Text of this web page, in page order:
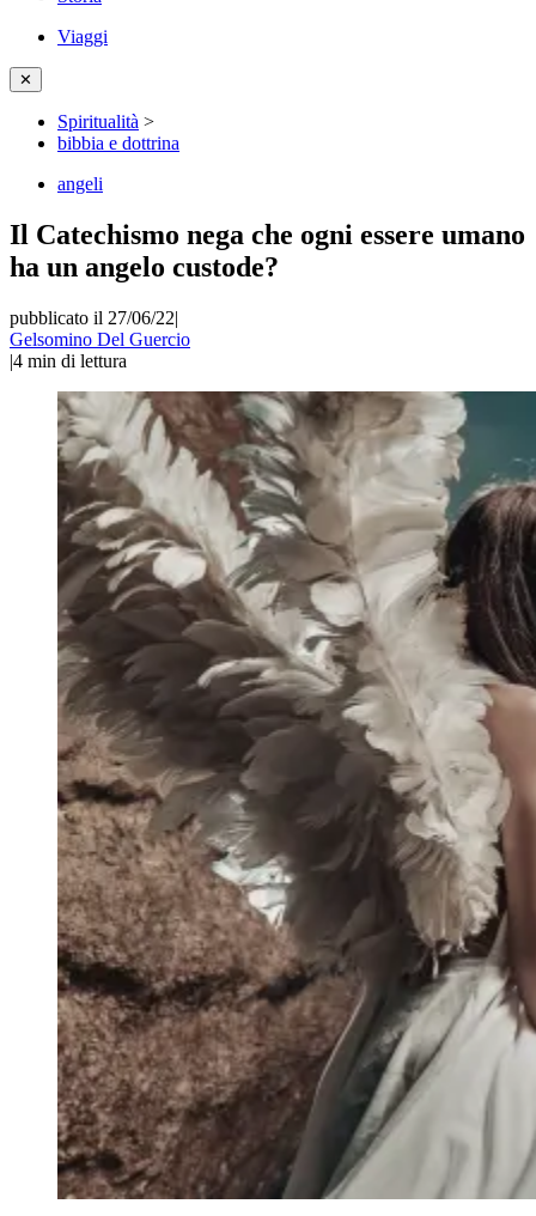
Viaggi
✕
Spiritualità >
bibbia e dottrina
angeli
Il Catechismo nega che ogni essere umano
ha un angelo custode?
pubblicato il 27/06/22|
Gelsomino Del Guercio
|4 min di lettura